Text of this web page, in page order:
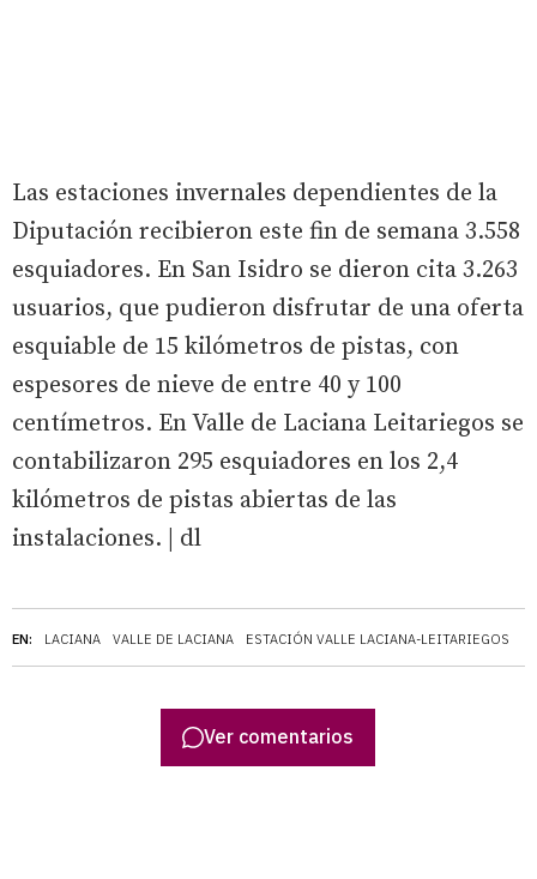
EN: LACIANA VALLE DE LACIANA ESTACIÓN VALLE LACIANA-LEITARIEGOS
Las estaciones invernales dependientes de la
Diputación recibieron este fin de semana 3.558
esquiadores. En San Isidro se dieron cita 3.263
usuarios, que pudieron disfrutar de una oferta
esquiable de 15 kilómetros de pistas, con
espesores de nieve de entre 40 y 100
centímetros. En Valle de Laciana Leitariegos se
contabilizaron 295 esquiadores en los 2,4
kilómetros de pistas abiertas de las
instalaciones. | dl
Ver comentarios